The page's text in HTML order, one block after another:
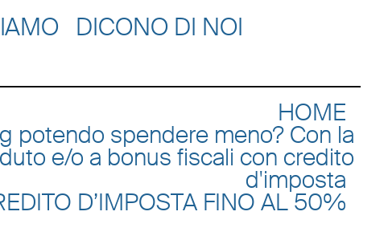
DICONO DI NOI
HOME
potendo spendere meno? Con la
e/o a bonus fiscali con credito
d'imposta
D’IMPOSTA FINO AL 50%